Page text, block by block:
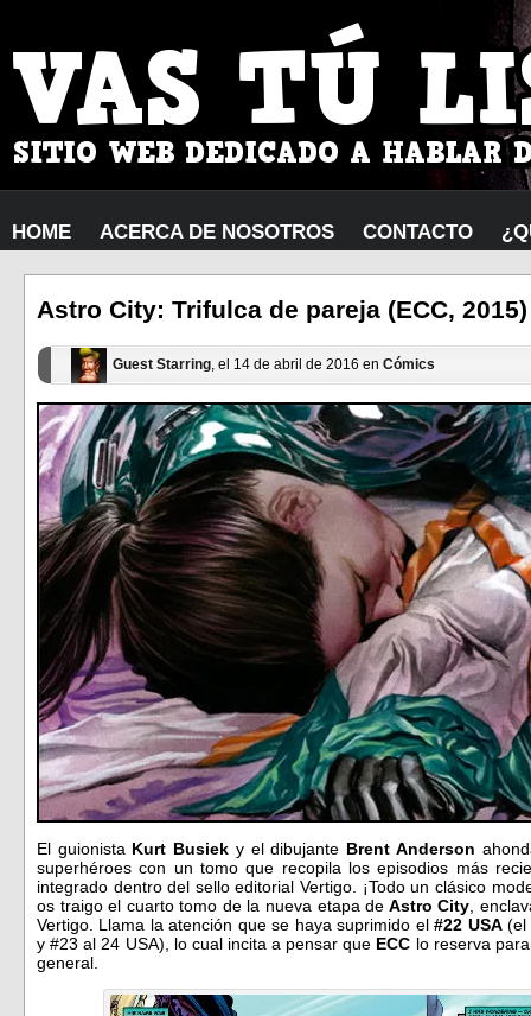
HOME ACERCA DE NOSOTROS CONTACTO
Astro City: Trifulca de pareja (ECC, 2015)
Guest Starring, el 14 de abril de 2016 en Cómics
El guionista Kurt Busiek y el dibujante Brent Anderson
superhéroes con un tomo que recopila los episodios más
integrado dentro del sello editorial Vertigo. ¡Todo un clásico
os traigo el cuarto tomo de la nueva etapa de Astro City ,
Vertigo. Llama la atención que se haya suprimido el#22 USA(el
y #23 al 24 USA), lo cual incita a pensar que ECC lo reserva
general.